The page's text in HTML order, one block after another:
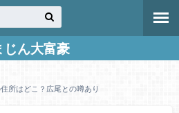
じん大富豪
所はどこ？広尾との噂あり